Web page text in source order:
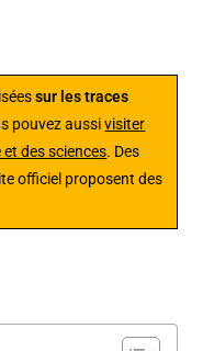
sur les traces
pouvez aussivisiter
des sciences. Des
officiel proposent des